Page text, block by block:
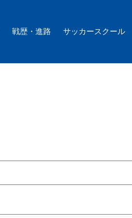
戦歴・進路 サッカースクール